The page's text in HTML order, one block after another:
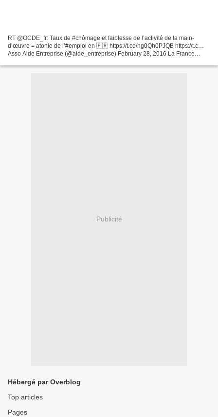
RT @OCDE_fr: Taux de #chômage et faiblesse de l’activité de la main-
d’œuvre = atonie de l’#emploi en 🇫🇷 https://t.co/hg0Qh0PJQB https://t.c…
Asso Aide Entreprise (@aide_entreprise) February 28, 2016 La France
Publicité
Hébergé par Overblog
Top articles
Pages